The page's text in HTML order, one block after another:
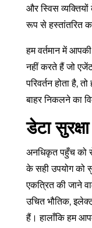
और स्विस व्यक्तियों
रूप से हस्तांतरित
हम वर्तमान में
नहीं करते हैं जो एजेंट
परिवर्तन होता है,
बाहर निकलने का
डेटा सुरक्षा
अनधिकृत पहुँच को
के सही उपयोग को
एकत्रित की जाने
उचित भौतिक,
हैं। हालाँकि हम